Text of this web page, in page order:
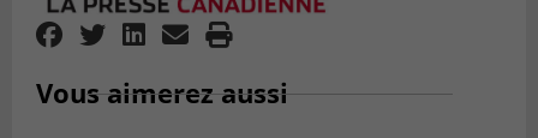
Vous aimerez aussi